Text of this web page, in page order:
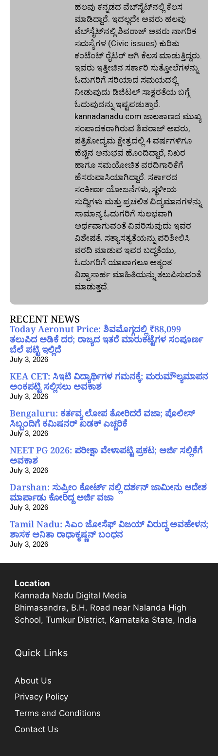
ಹಲವು ಕನ್ನಡದ ವೆಬ್‌ಸೈಟ್‌ನಲ್ಲಿ ಕೆಲಸ
ಮಾಡಿದ್ದಾರೆ. ಇದಲ್ಲದೇ ಅವರು ಹಲವು
ವೆಬ್‌ಸೈಟ್‌ನಲ್ಲಿ ಶಿವರಾಜ್ ಅವರು ನಾಗರಿಕ
ಸಮಸ್ಯೆಗಳ (Civic issues) ಕುರಿತು
ಕಂಟೆಂಟ್ ರೈಟರ್ ಆಗಿ ಕೆಲಸ ಮಾಡುತ್ತಿದ್ದರು.
ಇವರು ಇತ್ತೀಚಿನ ಸರ್ಕಾರಿ ಸುತ್ತೋಲೆಗಳನ್ನು
ಓದುಗರಿಗೆ ಸರಿಯಾದ ಸಮಯದಲ್ಲಿ
ನೀಡುವುದು ಡಿಜಿಟಲ್ ಸಾಕ್ಷರತೆಯ ಬಗ್ಗೆ
ಓದುವುದನ್ನು ಇಷ್ಟಪಡುತ್ತಾರೆ.
kannadanadu.com ಜಾಲತಾಣದ ಮುಖ್ಯ
ಸಂಪಾದಕರಾಗಿರುವ ಶಿವರಾಜ್ ಅವರು,
ಪತ್ರಿಕೋದ್ಯಮ ಕ್ಷೇತ್ರದಲ್ಲಿ 4 ವರ್ಷಗಳಿಗೂ
ಹೆಚ್ಚಿನ ಅನುಭವ ಹೊಂದಿದ್ದಾರೆ, ನಿಖರ
ಹಾಗೂ ಸಮಯೋಚಿತ ವರದಿಗಾರಿಕೆಗೆ
ಹೆಸರುವಾಸಿಯಾಗಿದ್ದಾರೆ. ಸರ್ಕಾರದ
ಸಂಕೀರ್ಣ ಯೋಜನೆಗಳು, ಸ್ಥಳೀಯ
ಸುದ್ದಿಗಳು ಮತ್ತು ಪ್ರಚಲಿತ ವಿದ್ಯಮಾನಗಳನ್ನು
ಸಾಮಾನ್ಯ ಓದುಗರಿಗೆ ಸುಲಭವಾಗಿ
ಅರ್ಥವಾಗುವಂತೆ ವಿವರಿಸುವುದು ಇವರ
ವಿಶೇಷತೆ. ಸತ್ಯಾಸತ್ಯತೆಯನ್ನು ಪರಿಶೀಲಿಸಿ
ವರದಿ ಮಾಡುವ ಇವರ ಬದ್ಧತೆಯು,
ಓದುಗರಿಗೆ ಯಾವಾಗಲೂ ಅತ್ಯಂತ
ವಿಶ್ವಾಸಾರ್ಹ ಮಾಹಿತಿಯನ್ನು ತಲುಪಿಸುವಂತೆ
ಮಾಡುತ್ತದೆ.
RECENT NEWS
Today Aeronut Price: ಶಿವಮೊಗ್ಗದಲ್ಲಿ ₹88,099
ತಲುಪಿದ ಅಡಿಕೆ ದರ; ರಾಜ್ಯದ ಇತರೆ ಮಾರುಕಟ್ಟೆಗಳ ಸಂಪೂರ್ಣ
ಬೆಲೆ ಪಟ್ಟಿ ಇಲ್ಲಿದೆ
July 3, 2026
KEA CET: ಸಿಇಟಿ ವಿದ್ಯಾರ್ಥಿಗಳ ಗಮನಕ್ಕೆ; ಮರುಮೌಲ್ಯಮಾಪನ
ಅಂಕಪಟ್ಟಿ ಸಲ್ಲಿಸಲು ಅವಕಾಶ
July 3, 2026
Bengaluru: ಕರ್ತವ್ಯ ಲೋಪ ತೋರಿದರೆ ವಜಾ; ಪೊಲೀಸ್
ಸಿಬ್ಬಂದಿಗೆ ಕಮಿಷನರ್ ಖಡಕ್ ಎಚ್ಚರಿಕೆ
July 3, 2026
NEET PG 2026: ಪರೀಕ್ಷಾ ವೇಳಾಪಟ್ಟಿ ಪ್ರಕಟ; ಅರ್ಜಿ ಸಲ್ಲಿಕೆಗೆ
ಅವಕಾಶ
July 3, 2026
Darshan: ಸುಪ್ರೀಂ ಕೋರ್ಟ್ ನಲ್ಲಿ ದರ್ಶನ್ ಜಾಮೀನು ಆದೇಶ
ಮಾರ್ಪಾಡು ಕೋರಿದ್ದ ಅರ್ಜಿ ವಜಾ
July 3, 2026
Tamil Nadu: ಸಿಎಂ ಜೋಸೆಫ್ ವಿಜಯ್ ವಿರುದ್ಧ ಅವಹೇಳನ;
ಶಾಸಕ ಅನಿತಾ ರಾಧಾಕೃಷ್ಣನ್ ಬಂಧನ
July 3, 2026
Location
Kannada Nadu Digital Media
Bhimasandra, B.H. Road near Nalanda High
School, Tumkur District, Karnataka State, India
Quick Links
About Us
Privacy Policy
Terms and Conditions
Contact Us